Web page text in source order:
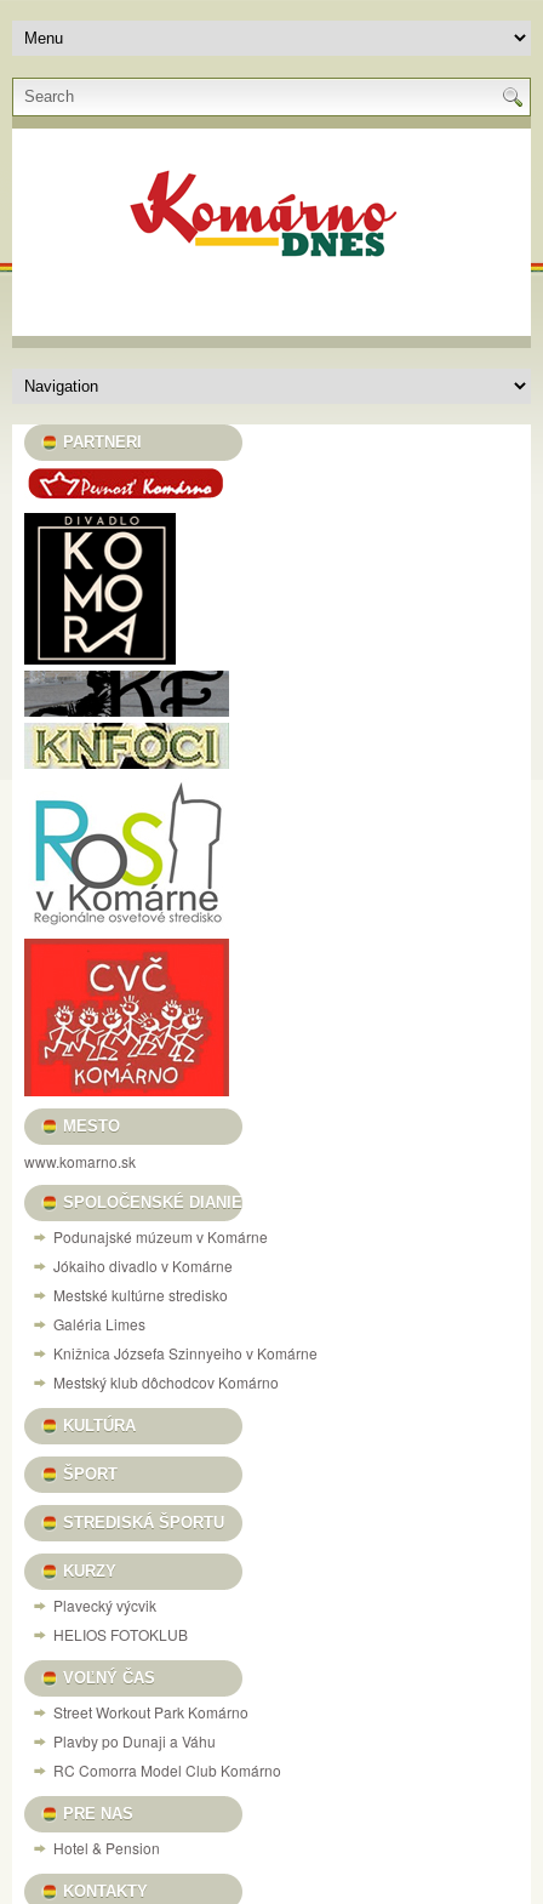
PARTNERI
MESTO
www.komarno.sk
SPOLOČENSKÉ DIANIE
Podunajské múzeum v Komárne
Jókaiho divadlo v Komárne
Mestské kultúrne stredisko
Galéria Limes
Knižnica Józsefa Szinnyeiho v Komárne
Mestský klub dôchodcov Komárno
KULTÚRA
ŠPORT
STREDISKÁ ŠPORTU
KURZY
Plavecký výcvik
HELIOS FOTOKLUB
VOĽNÝ ČAS
Street Workout Park Komárno
Plavby po Dunaji a Váhu
RC Comorra Model Club Komárno
PRE NAS
Hotel & Pension
KONTAKTY